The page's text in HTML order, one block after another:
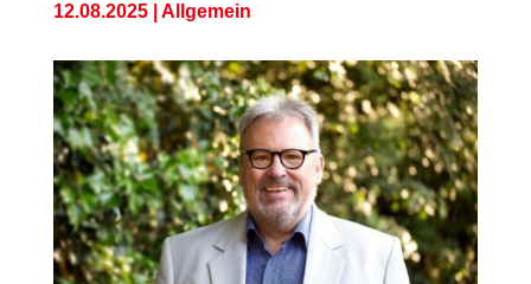
12.08.2025| Allgemein